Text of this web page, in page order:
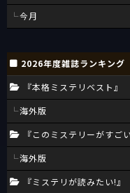
今月
2026年度雑誌ランキング
『本格ミステリベスト』
海外版
『このミステリーがすごい
海外版
『ミステリが読みたい!』